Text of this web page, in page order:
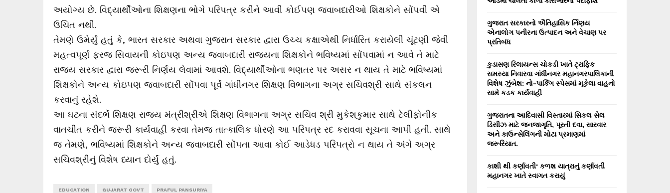
અયોગ્ય છે. વિદ્યાર્થીઓના શિક્ષણના ભોગે પરિપત્ર કરીને આવી કોઈપણ જવાબદારીઓ શિક્ષકોને સોંપવી એ
ઉચિત નથી.
તેમણે ઉમેર્યું હતું કે, ભારત સરકાર અથવા ગુજરાત સરકાર દ્વારા ઉચ્ચ કક્ષાએથી નિર્ધારિત કરાયેલી ચૂંટણી જેવી
મહત્વપૂર્ણ ફરજ સિવાયની કોઇપણ અન્ય જવાબદારી રાજ્યના શિક્ષકોને ભવિષ્યમાં સોંપવામાં ન આવે તે માટે
રાજ્ય સરકાર દ્વારા જરૂરી નિર્ણય લેવામાં આવશે. વિદ્યાર્થીઓના ભણતર પર અસર ન થાય તે માટે ભવિષ્યમાં
શિક્ષકોને અન્ય કોઇપણ જવાબદારી સોંપવા પૂર્વે ગાંધીનગર શિક્ષણ વિભાગના અગ્ર સચિવશ્રી સાથે સંકલન
કરવાનું રહેશે.
આ ઘટના સંદર્ભે શિક્ષણ રાજ્ય મંત્રીશ્રીએ શિક્ષણ વિભાગના અગ્ર સચિવ શ્રી મુકેશકુમાર સાથે ટેલીફોનીક
વાતચીત કરીને જરૂરી કાર્યવાહી કરવા તેમજ તાત્કાલિક ધોરણે આ પરિપત્ર રદ કરાવવા સૂચના આપી હતી. સાથે
જ તેમણે, ભવિષ્યમાં શિક્ષકોને અન્ય જવાબદારી સોંપતા આવા કોઈ આડેધડ પરિપત્રો ન થાય તે અંગે અગ્ર
સચિવશ્રીનું વિશેષ ધ્યાન દોર્યું હતું.
EDUCATION GUJARAT GOVT PRAFUL PANSURIYA
ગુજરાત સરકારનો ઐતિહાસિક ર્નિણય
એનાલોગ પનીરના ઉત્પાદન અને વેચાણ પર
પ્રતિબંધ
કુડાસણ રિલાયન્સ ચોકડી ખાતે ટ્રાફિક
સમસ્યા નિવારવા ગાંધીનગર મહાનગરપાલિકાની
વિશેષ ઝુંબેશ: નો-પાર્કિંગ સ્પેસમાં મૂકેલા વાહનો
સામે કડક કાર્યવાહી
ગુજરાતના આદિવાસી વિસ્તારમાં સિકલ સેલ
ડિસીઝ માટે જનજાગૃતિ, પૂરતી દવા, સારવાર
અને કાઉન્સેલિંગની મોટા પ્રમાણમાં
જરૂરિયાત.
કાશી થી કર્ણાવતી‘ કળશ યાત્રાનું કર્ણાવતી
મહાનગર ખાતે સ્વાગત કરાયું